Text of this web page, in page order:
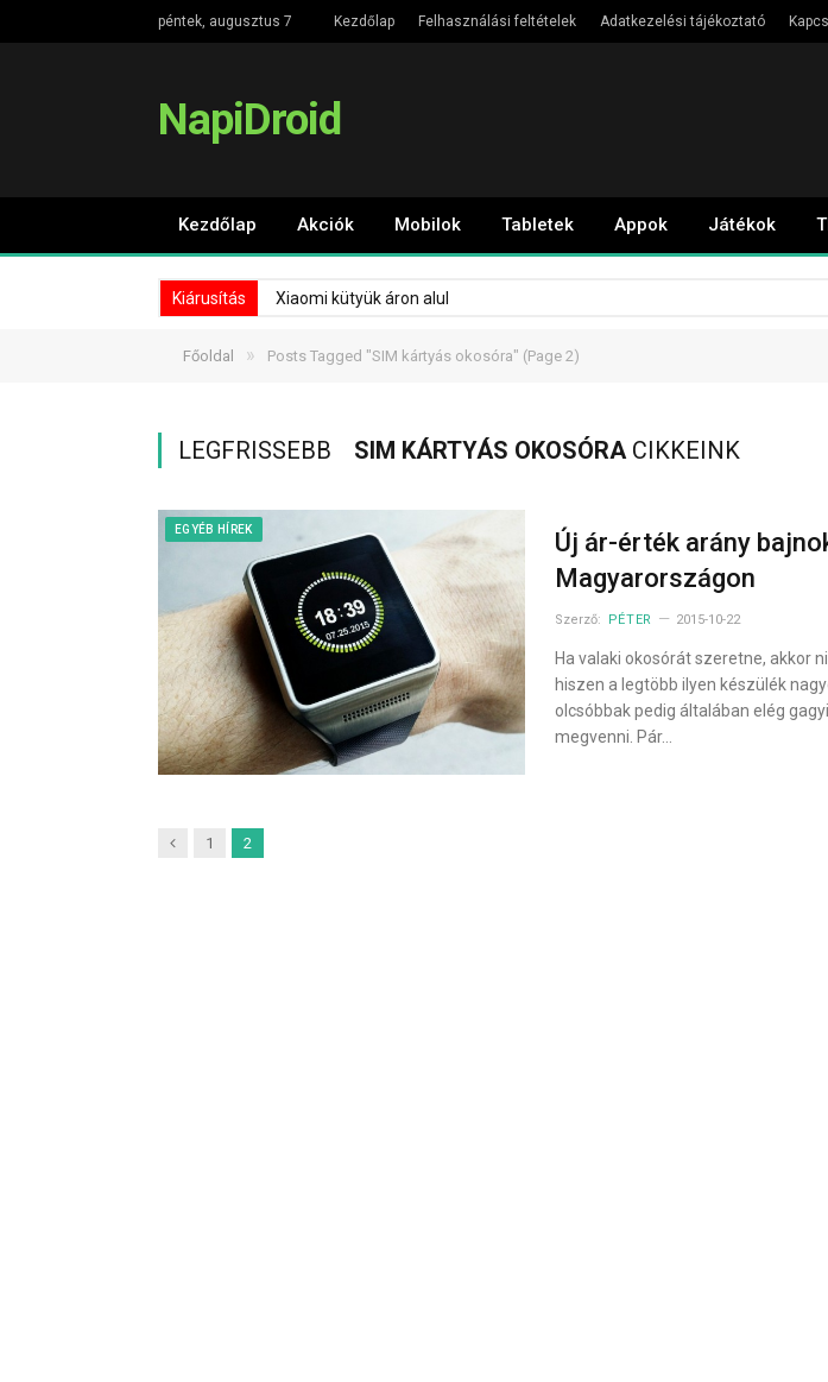
péntek, augusztus 7 Kezdőlap Felhasználási feltételek Adatkezelési tájékoztató
NapiDroid
Kezdőlap Akciók Mobilok Tabletek Appok Játékok
Kiárusítás Xiaomi kütyük áron alul
Főoldal » Posts Tagged "SIM kártyás okosóra" (Page 2)
LEGFRISSEBB SIM KÁRTYÁS OKOSÓRACIKKEINK
EGYÉB HÍREK
Új ár-érték arány
Magyarországon
Szerző: PÉTER 2015-10-22
Ha valaki okosórát szeretne, akkor
hiszen a legtöbb ilyen készülék
olcsóbbak pedig általában elég
megvenni. Pár…
Previous
1 2